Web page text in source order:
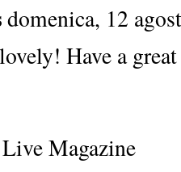
domenica, 12
Have a
Magazine